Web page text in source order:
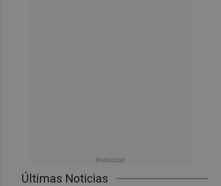
Últimas Noticias